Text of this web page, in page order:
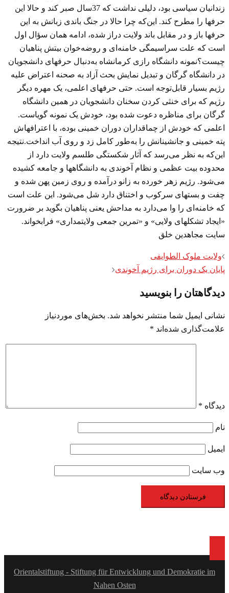
زندانیان سیاسی بود، دلیلی نداشت که 37سال صبر کند و حالا این
حرفها را مطرح کند. این‌که چرا حالا در جنگ باندی زبانش به این
حرفها باز و در مقابل باند ولایت دراز شده، ادامه همان سؤال اول
است که علت سراسیمگی خامنه‌ای و روضه‌خوان بیتش پناهیان
چیست؟نمونه دانشگاه رازی کرمانشاه به‌دنبال حرفهای دانشجویان
در دانشگاه گرگان و تبدیل نمایش بحث آزاد به صحنه اعتراض علیه
رژیم بسیار قابل‌توجه است. حتی حرفهای اعلمی، یک مهره دیگر
رژیم که برای خنثی کردن سخنان دانشجویان در همین دانشگاه
گرگان برای مناظره دعوت شده بود، خودش یک نمونه گویاست.
اعلمی که خودش از چماقداران دوران خمینی بوده، با اعترافهاش
پته خمینی و جانشینانش را به‌طور کامل زد و روی آب انداخت.نتیجه
این‌که به نظر می‌رسد که آثار شکستگی طلسم ولایت دارد از
محدوده بیت عظمی و نظام آخوندی به دانشگاهها و جامعه کشیده
می‌شود. رژیم زهر خورده به زانو درآمده و روی زمین پهن شده و
چفت و بستهای سرکوب و اختناق دارد شل می‌شود. این علت است
که خامنه‌ای را وا می‌دارد به مداحش یعنی پناهیان بگوید بر ضرورت
«ایجاد تشکلهای ولایی» و «تمرین جمعی ولایتمداری» فرابخواند.
سایت مجاهدین خلق
Post
navigation
ولایت ملوک الطوایفی
پایان یک دوران برای رژیم آخوندی
دیدگاهتان را بنویسید
نشانی ایمیل شما منتشر نخواهد شد. بخش‌های موردنیاز
علامت‌گذاری شده‌اند *
دیدگاه *
نام
ایمیل
وب‌ سایت
Orientalstiftung - Stiftung für Entwicklung und Demokratie im
Nahen Osten